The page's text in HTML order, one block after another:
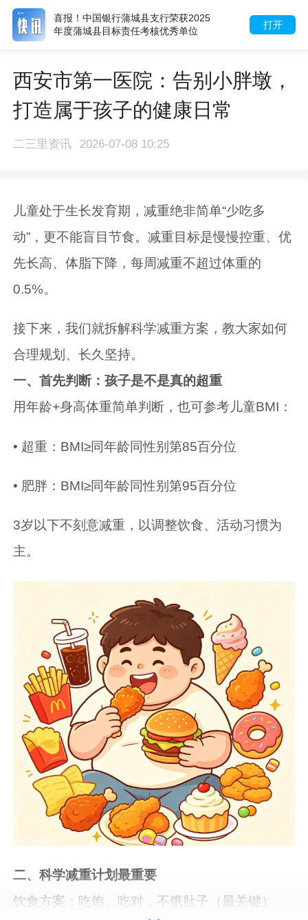
打开
喜报！中国银行蒲城县支行荣获2025
年度蒲城县目标责任考核优秀单位
西安市第一医院：告别小胖墩，
打造属于孩子的健康日常
二三里资讯 2026-07-08 10:25
儿童处于生长发育期，减重绝非简单“少吃多
动”，更不能盲目节食。减重目标是慢慢控重、优
先长高、体脂下降，每周减重不超过体重的
0.5%。
接下来，我们就拆解科学减重方案，教大家如何
合理规划、长久坚持。
一、首先判断：孩子是不是真的超重
用年龄+身高体重简单判断，也可参考儿童BMI：
• 超重：BMI≥同年龄同性别第85百分位
• 肥胖：BMI≥同年龄同性别第95百分位
3岁以下不刻意减重，以调整饮食、活动习惯为
主。
二、科学减重计划最重要
饮食方案：吃饱、吃对，不饿肚子（最关键）